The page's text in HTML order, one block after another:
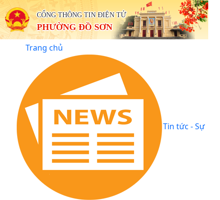
CỔNG THÔNG TIN ĐIỆN TỬ
PHƯỜNG ĐỒ SƠN
Trang chủ
Tin tức - Sự